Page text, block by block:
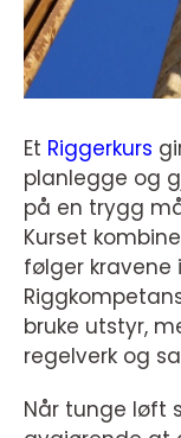
Et Riggerkurs
planlegge og
på en trygg
Kurset
følger kravene
bruke utstyr,
regelverk og
Når tunge løft